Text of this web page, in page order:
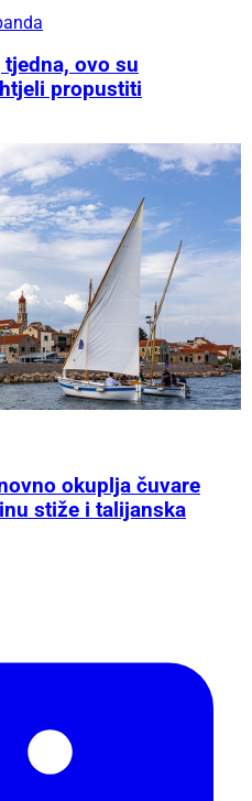
ovo su
propustiti
okuplja čuvare
stiže i talijanska